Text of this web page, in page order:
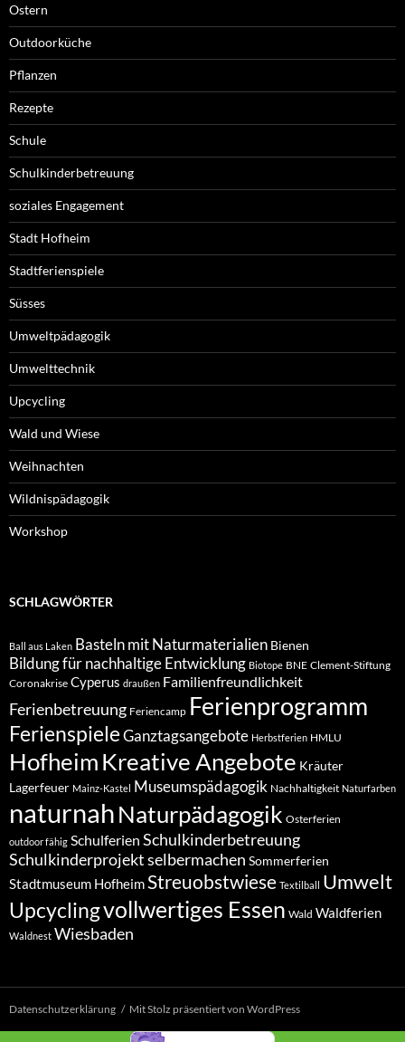
Ostern
Outdoorküche
Pflanzen
Rezepte
Schule
Schulkinderbetreuung
soziales Engagement
Stadt Hofheim
Stadtferienspiele
Süsses
Umweltpädagogik
Umwelttechnik
Upcycling
Wald und Wiese
Weihnachten
Wildnispädagogik
Workshop
SCHLAGWÖRTER
Ball aus Laken Basteln mit Naturmaterialien Bienen
Bildung für nachhaltige Entwicklung Biotope BNE Clement-Stiftung
Coronakrise Cyperus draußen Familienfreundlichkeit
Ferienbetreuung Feriencamp Ferienprogramm
FerienspieleGanztagsangebote Herbstferien HMLU
HofheimKreative Angebote Kräuter
Lagerfeuer Mainz-Kastel Museumspädagogik Nachhaltigkeit Naturfarben
naturnahNaturpädagogik Osterferien
outdoor fähig Schulferien Schulkinderbetreuung
Schulkinderprojektselbermachen Sommerferien
Stadtmuseum Hofheim Streuobstwiese Textilball Umwelt
Upcyclingvollwertiges Essen Wald Waldferien
Waldnest Wiesbaden
Datenschutzerklärung Mit Stolz präsentiert von WordPress